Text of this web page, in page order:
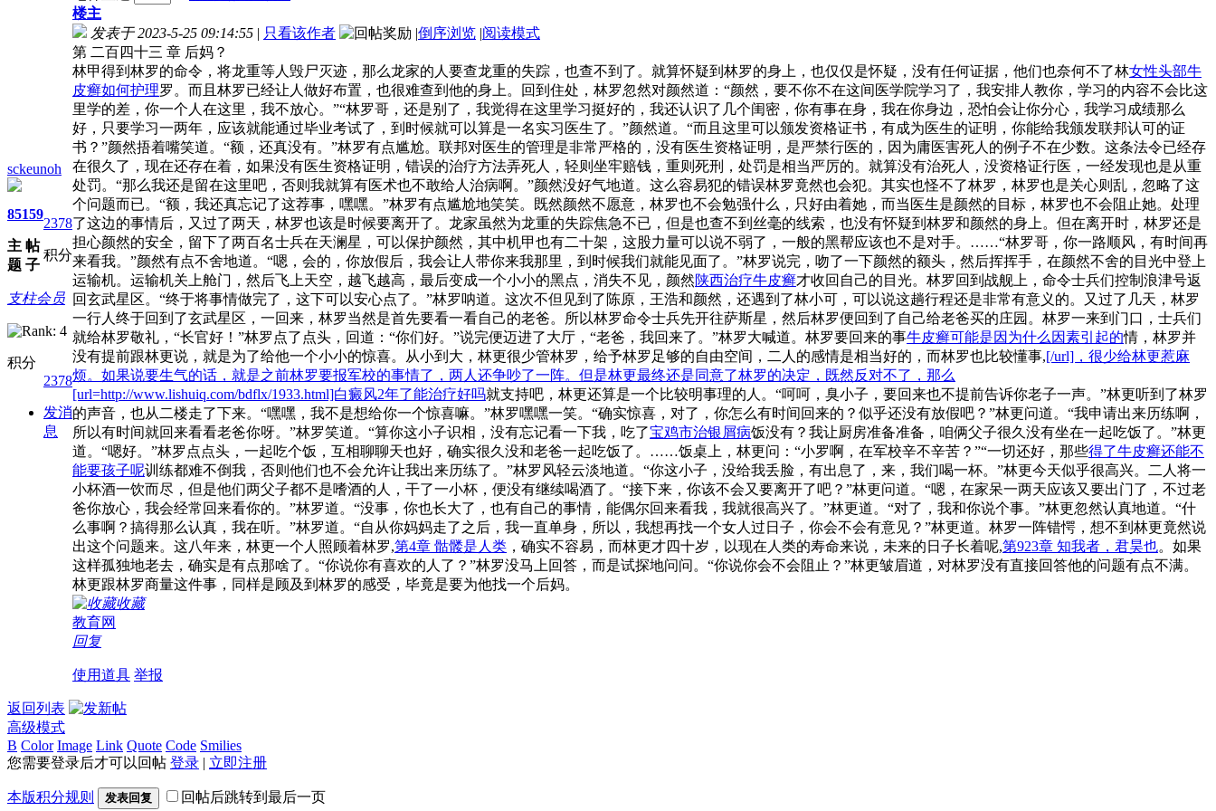
sckeunoh
85
主
题
159
帖
子
2378
积分
支柱会员
积分
2378
发消
息
楼主
发表于 2023-5-25 09:14:55 | 只看该作者 |倒序浏览 |阅读模式
第 二百四十三 章 后妈？
林甲得到林罗的命令，将龙重等人毁尸灭迹，那么龙家的人要查龙重的失踪，也查不到了。就算怀疑到林罗的身上，也仅仅是怀疑，没有任何证据，他们也奈何不了林女性头部牛
皮癣如何护理罗。而且林罗已经让人做好布置，也很难查到他的身上。回到住处，林罗忽然对颜然道：“颜然，要不你不在这间医学院学习了，我安排人教你，学习的内容不会比这
里学的差，你一个人在这里，我不放心。”“林罗哥，还是别了，我觉得在这里学习挺好的，我还认识了几个闺密，你有事在身，我在你身边，恐怕会让你分心，我学习成绩那么
好，只要学习一两年，应该就能通过毕业考试了，到时候就可以算是一名实习医生了。”颜然道。“而且这里可以颁发资格证书，有成为医生的证明，你能给我颁发联邦认可的证
书？”颜然捂着嘴笑道。“额，还真没有。”林罗有点尴尬。联邦对医生的管理是非常严格的，没有医生资格证明，是严禁行医的，因为庸医害死人的例子不在少数。这条法令已经存
在很久了，现在还存在着，如果没有医生资格证明，错误的治疗方法弄死人，轻则坐牢赔钱，重则死刑，处罚是相当严厉的。就算没有治死人，没资格证行医，一经发现也是从重
处罚。“那么我还是留在这里吧，否则我就算有医术也不敢给人治病啊。”颜然没好气地道。这么容易犯的错误林罗竟然也会犯。其实也怪不了林罗，林罗也是关心则乱，忽略了这
个问题而已。“额，我还真忘记了这荐事，嘿嘿。”林罗有点尴尬地笑笑。既然颜然不愿意，林罗也不会勉强什么，只好由着她，而当医生是颜然的目标，林罗也不会阻止她。处理
了这边的事情后，又过了两天，林罗也该是时候要离开了。龙家虽然为龙重的失踪焦急不已，但是也查不到丝毫的线索，也没有怀疑到林罗和颜然的身上。但在离开时，林罗还是
担心颜然的安全，留下了两百名士兵在天澜星，可以保护颜然，其中机甲也有二十架，这股力量可以说不弱了，一般的黑帮应该也不是对手。……“林罗哥，你一路顺风，有时间再
来看我。”颜然有点不舍地道。“嗯，会的，你放假后，我会让人带你来我那里，到时候我们就能见面了。”林罗说完，吻了一下颜然的额头，然后挥挥手，在颜然不舍的目光中登上
运输机。运输机关上舱门，然后飞上天空，越飞越高，最后变成一个小小的黑点，消失不见，颜然陕西治疗牛皮癣才收回自己的目光。林罗回到战舰上，命令士兵们控制浪津号返
回玄武星区。“终于将事情做完了，这下可以安心点了。”林罗呐道。这次不但见到了陈原，王浩和颜然，还遇到了林小可，可以说这趟行程还是非常有意义的。又过了几天，林罗
一行人终于回到了玄武星区，一回来，林罗当然是首先要看一看自己的老爸。所以林罗命令士兵先开往萨斯星，然后林罗便回到了自己给老爸买的庄园。林罗一来到门口，士兵们
就给林罗敬礼，“长官好！”林罗点了点头，回道：“你们好。”说完便迈进了大厅，“老爸，我回来了。”林罗大喊道。林罗要回来的事牛皮癣可能是因为什么因素引起的情，林罗并
没有提前跟林更说，就是为了给他一个小小的惊喜。从小到大，林更很少管林罗，给予林罗足够的自由空间，二人的感情是相当好的，而林罗也比较懂事,[/url]，很少给林更惹麻
烦。如果说要生气的话，就是之前林罗要报军校的事情了，两人还争吵了一阵。但是林更最终还是同意了林罗的决定，既然反对不了，那么
[url=http://www.lishuiq.com/bdflx/1933.html]白癜风2年了能治疗好吗就支持吧，林更还算是一个比较明事理的人。“呵呵，臭小子，要回来也不提前告诉你老子一声。”林更听到了林罗
的声音，也从二楼走了下来。“嘿嘿，我不是想给你一个惊喜嘛。”林罗嘿嘿一笑。“确实惊喜，对了，你怎么有时间回来的？似乎还没有放假吧？”林更问道。“我申请出来历练啊，
所以有时间就回来看看老爸你呀。”林罗笑道。“算你这小子识相，没有忘记看一下我，吃了宝鸡市治银屑病饭没有？我让厨房准备准备，咱俩父子很久没有坐在一起吃饭了。”林更
道。“嗯好。”林罗点点头，一起吃个饭，互相聊聊天也好，确实很久没和老爸一起吃饭了。……饭桌上，林更问：“小罗啊，在军校辛不辛苦？”“一切还好，那些得了牛皮癣还能不
能要孩子呢训练都难不倒我，否则他们也不会允许让我出来历练了。”林罗风轻云淡地道。“你这小子，没给我丢脸，有出息了，来，我们喝一杯。”林更今天似乎很高兴。二人将一
小杯酒一饮而尽，但是他们两父子都不是嗜酒的人，干了一小杯，便没有继续喝酒了。“接下来，你该不会又要离开了吧？”林更问道。“嗯，在家呆一两天应该又要出门了，不过老
爸你放心，我会经常回来看你的。”林罗道。“没事，你也长大了，也有自己的事情，能偶尔回来看我，我就很高兴了。”林更道。“对了，我和你说个事。”林更忽然认真地道。“什
么事啊？搞得那么认真，我在听。”林罗道。“自从你妈妈走了之后，我一直单身，所以，我想再找一个女人过日子，你会不会有意见？”林更道。林罗一阵错愕，想不到林更竟然说
出这个问题来。这八年来，林更一个人照顾着林罗,第4章 骷髅是人类 ，确实不容易，而林更才四十岁，以现在人类的寿命来说，未来的日子长着呢,第923章 知我者，君昊也。如果
这样孤独地老去，确实是有点那啥了。“你说你有喜欢的人了？”林罗没马上回答，而是试探地问问。“你说你会不会阻止？”林更皱眉道，对林罗没有直接回答他的问题有点不满。
林更跟林罗商量这件事，同样是顾及到林罗的感受，毕竟是要为他找一个后妈。
收藏
教育网
回复
使用道具 举报
返回列表
高级模式
B Color Image Link Quote Code Smilies
您需要登录后才可以回帖 登录 | 立即注册
本版积分规则 发表回复 回帖后跳转到最后一页